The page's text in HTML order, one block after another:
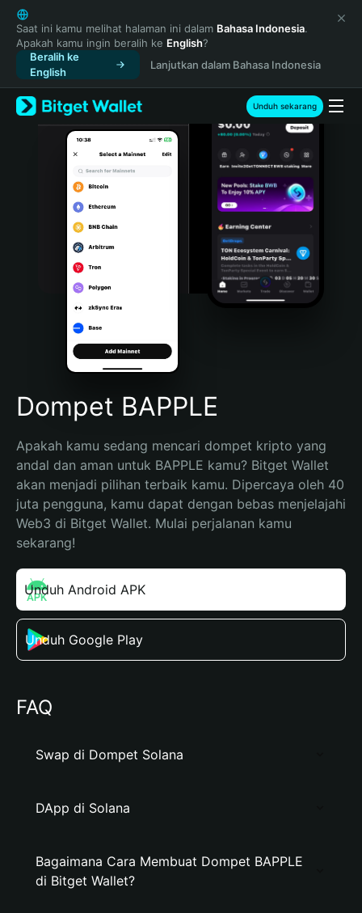
English
日本語
Tiếng Việt
Русский
Español (Latinoamérica)
Türkçe
Italiano
Português (Portugal)
Bahasa Indonesia
Português (Brasil)
Español (Argentina)
Saat ini kamu melihat halaman ini dalam Bahasa Indonesia.
Apakah kamu ingin beralih ke English?
Beralih ke
English
Lanjutkan dalam Bahasa Indonesia
Unduh sekarang
Dompet BAPPLE
Apakah kamu sedang mencari dompet kripto yang
andal dan aman untuk BAPPLE kamu? Bitget Wallet
akan menjadi pilihan terbaik kamu. Dipercaya oleh 40
juta pengguna, kamu dapat dengan bebas menjelajahi
Web3 di Bitget Wallet. Mulai perjalanan kamu
sekarang!
Unduh Android APK
Unduh Google Play
FAQ
Swap di Dompet Solana
DApp di Solana
Bagaimana Cara Membuat Dompet BAPPLE
di Bitget Wallet?